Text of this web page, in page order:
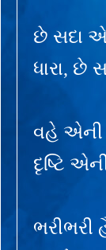
છે સદા
ધારા, છે
વહે એની
દૃષ્ટિ
ભરીભરી